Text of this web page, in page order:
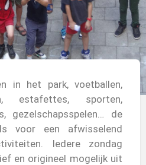
in het park, voetballen,
estafettes, sporten,
gezelschapsspelen… de
voor een afwisselend
Iedere zondag
en origineel mogelijk uit